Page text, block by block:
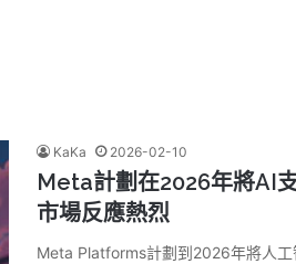
KaKa 2026-02-10
Meta計劃在2026年將AI
市場反應熱烈
Meta Platforms計劃到2026年將人